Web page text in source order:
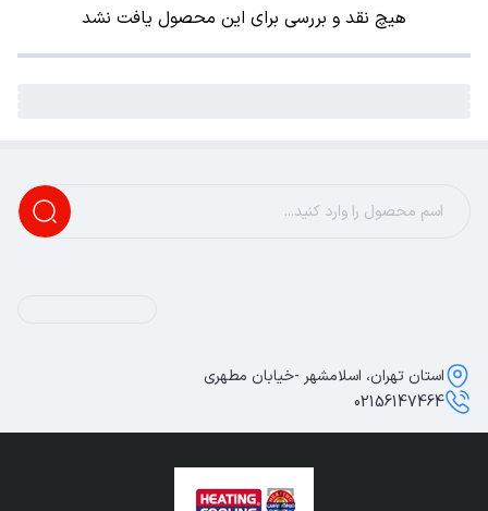
هیچ نقد و بررسی برای این محصول یافت نشد
استان تهران، اسلامشهر -خیابان مطهری
02156147464